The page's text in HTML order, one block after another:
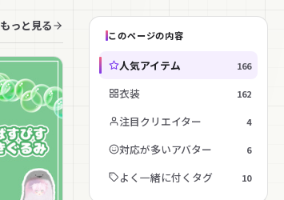
もっと見る
このページの内容
人気アイテム 166
衣装 162
注目クリエイター 4
対応が多いアバター 6
よく一緒に付くタグ 10